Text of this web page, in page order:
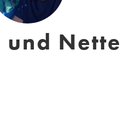
und Nette